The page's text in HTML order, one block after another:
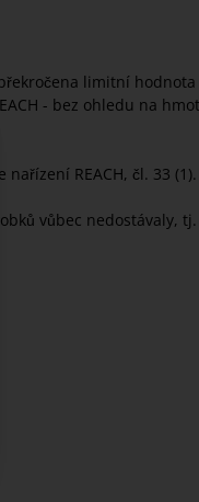
limitní hodnota
- bez ohledu na
REACH, čl. 33 (1).
vůbec nedostávaly,